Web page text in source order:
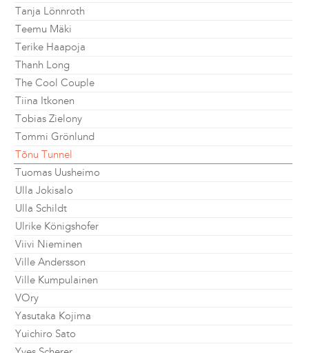
Tanja Lönnroth
Teemu Mäki
Terike Haapoja
Thanh Long
The Cool Couple
Tiina Itkonen
Tobias Zielony
Tommi Grönlund
Tõnu Tunnel
Tuomas Uusheimo
Ulla Jokisalo
Ulla Schildt
Ulrike Königshofer
Viivi Nieminen
Ville Andersson
Ville Kumpulainen
VOry
Yasutaka Kojima
Yuichiro Sato